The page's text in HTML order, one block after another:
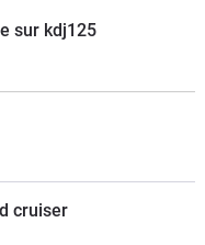
sur kdj125
cruiser